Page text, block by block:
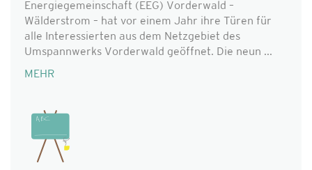
Energiegemeinschaft (EEG) Vorderwald –
Wälderstrom – hat vor einem Jahr ihre Türen für
alle Interessierten aus dem Netzgebiet des
Umspannwerks Vorderwald geöffnet. Die neun ...
MEHR